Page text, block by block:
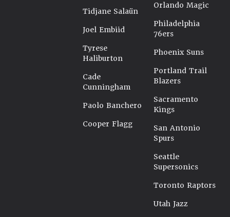
Tidjane Salaün
Joel Embiid
Tyrese
Haliburton
Cade
Cunningham
Paolo Banchero
Cooper Flagg
Orlando Magic
Philadelphia
76ers
Phoenix Suns
Portland Trail
Blazers
Sacramento
Kings
San Antonio
Spurs
Seattle
Supersonics
Toronto Raptors
Utah Jazz